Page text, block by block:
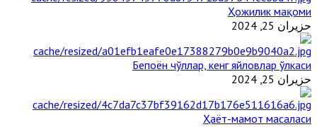
Ҳожилик мақоми
حزيران 25, 2024
Бепоён чўллар, кенг яйловлар ўлкаси
حزيران 25, 2024
Ҳаёт-мамот масаласи